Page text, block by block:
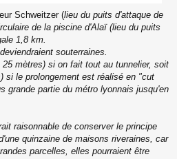
Schweitzer (lieu du puits d'attaque de
de la piscine d'Alaï (lieu du puits
1,8 km.
souterraines.
mètres) si on fait tout au tunnelier, soit
si le prolongement est réalisé en "cut
grande partie du métro lyonnais jusqu'en
raisonnable de conserver le principe
quinzaine de maisons riveraines, car
parcelles, elles pourraient être